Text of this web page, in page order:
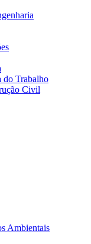
do Trabalho
Civil
Ambientais